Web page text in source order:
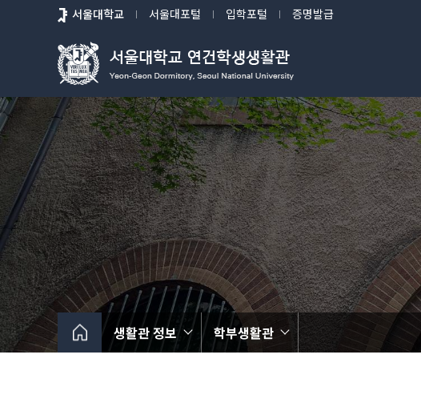
뉴
서울대학교 서울대포털 입학포털 증명발급
생활관 정보 학부생활관